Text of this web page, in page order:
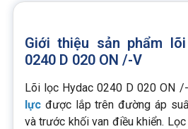
Giới thiệu sản phẩm
0240 D 020 ON /-V
Lõi lọc Hydac 0240 D 020 ON
lực được lắp trên đường áp
và trước khối van điều khiển.